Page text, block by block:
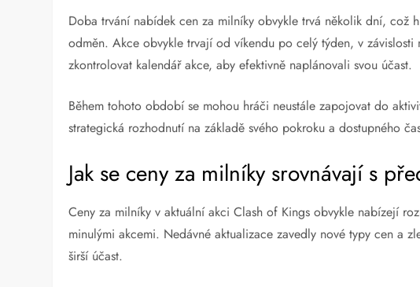
Doba trvání nabídek cen za milníky obvykle trvá několik dní, což
odměn. Akce obvykle trvají od víkendu po celý týden, v
zkontrolovat kalendář akce, aby efektivně naplánovali svou účast.
Během tohoto období se mohou hráči neustále zapojovat do
strategická rozhodnutí na základě svého pokroku a dostupného
Jak se ceny za milníky srovnávají s
Ceny za milníky v aktuální akci Clash of Kings obvykle nabízejí
minulými akcemi. Nedávné aktualizace zavedly nové typy cen a
širší účast.